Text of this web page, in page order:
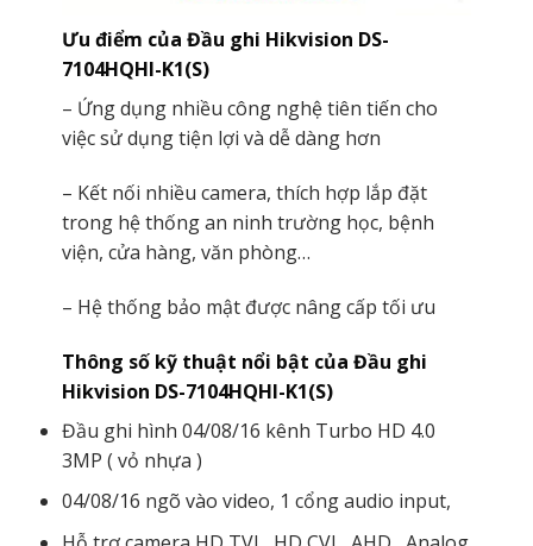
Ưu điểm của Đầu ghi Hikvision DS-
7104HQHI-K1(S)
– Ứng dụng nhiều công nghệ tiên tiến cho
việc sử dụng tiện lợi và dễ dàng hơn
– Kết nối nhiều camera, thích hợp lắp đặt
trong hệ thống an ninh trường học, bệnh
viện, cửa hàng, văn phòng…
– Hệ thống bảo mật được nâng cấp tối ưu
Thông số kỹ thuật nổi bật của Đầu ghi
Hikvision DS-7104HQHI-K1(S)
Đầu ghi hình 04/08/16 kênh Turbo HD 4.0
3MP ( vỏ nhựa )
04/08/16 ngõ vào video, 1 cổng audio input,